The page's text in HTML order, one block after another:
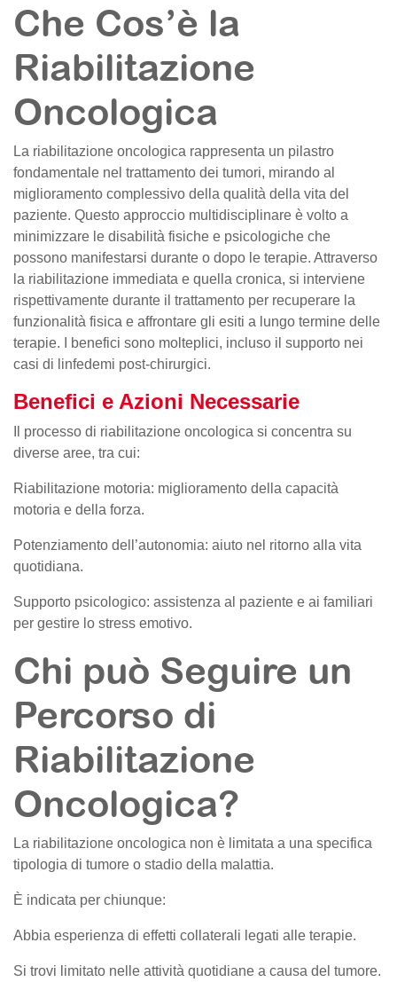
Che Cos’è la
Riabilitazione
Oncologica
La riabilitazione oncologica rappresenta un pilastro
fondamentale nel trattamento dei tumori, mirando al
miglioramento complessivo della qualità della vita del
paziente. Questo approccio multidisciplinare è volto a
minimizzare le disabilità fisiche e psicologiche che
possono manifestarsi durante o dopo le terapie. Attraverso
la riabilitazione immediata e quella cronica, si interviene
rispettivamente durante il trattamento per recuperare la
funzionalità fisica e affrontare gli esiti a lungo termine delle
terapie. I benefici sono molteplici, incluso il supporto nei
casi di linfedemi post-chirurgici.
Benefici e Azioni Necessarie
Il processo di riabilitazione oncologica si concentra su
diverse aree, tra cui:
Riabilitazione motoria: miglioramento della capacità
motoria e della forza.
Potenziamento dell’autonomia: aiuto nel ritorno alla vita
quotidiana.
Supporto psicologico: assistenza al paziente e ai familiari
per gestire lo stress emotivo.
Chi può Seguire un
Percorso di
Riabilitazione
Oncologica?
La riabilitazione oncologica non è limitata a una specifica
tipologia di tumore o stadio della malattia.
È indicata per chiunque:
Abbia esperienza di effetti collaterali legati alle terapie.
Si trovi limitato nelle attività quotidiane a causa del tumore.